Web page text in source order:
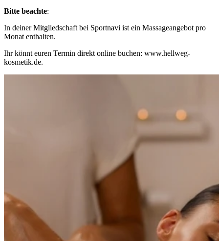
Bitte beachte:
In deiner Mitgliedschaft bei Sportnavi ist ein Massageangebot pro
Monat enthalten.
Ihr könnt euren Termin direkt online buchen: www.hellweg-
kosmetik.de.